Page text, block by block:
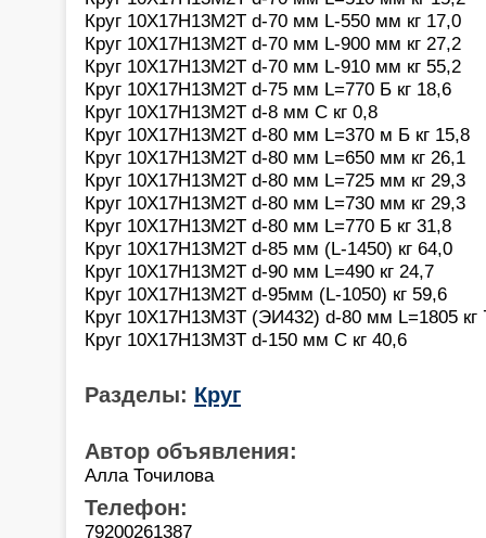
Круг 10Х17Н13М2Т d-70 мм L-550 мм кг 17,0
Круг 10Х17Н13М2Т d-70 мм L-900 мм кг 27,2
Круг 10Х17Н13М2Т d-70 мм L-910 мм кг 55,2
Круг 10Х17Н13М2Т d-75 мм L=770 Б кг 18,6
Круг 10Х17Н13М2Т d-8 мм С кг 0,8
Круг 10Х17Н13М2Т d-80 мм L=370 м Б кг 15,8
Круг 10Х17Н13М2Т d-80 мм L=650 мм кг 26,1
Круг 10Х17Н13М2Т d-80 мм L=725 мм кг 29,3
Круг 10Х17Н13М2Т d-80 мм L=730 мм кг 29,3
Круг 10Х17Н13М2Т d-80 мм L=770 Б кг 31,8
Круг 10Х17Н13М2Т d-85 мм (L-1450) кг 64,0
Круг 10Х17Н13М2Т d-90 мм L=490 кг 24,7
Круг 10Х17Н13М2Т d-95мм (L-1050) кг 59,6
Круг 10Х17Н13М3Т (ЭИ432) d-80 мм L=1805 кг
Круг 10Х17Н13М3Т d-150 мм С кг 40,6
Разделы: Круг
Автор объявления:
Алла Точилова
Телефон:
79200261387